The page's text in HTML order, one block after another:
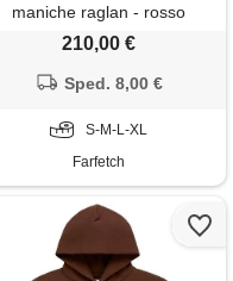
maniche raglan - rosso
210,00 €
Sped. 8,00 €
S-M-L-XL
Farfetch